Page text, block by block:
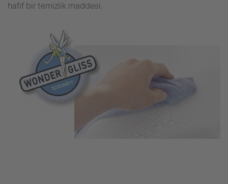
hafif bir temizlik maddesi.